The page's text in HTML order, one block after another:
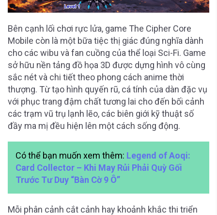
Bên cạnh lối chơi rực lửa, game The Cipher Core
Mobile còn là một bữa tiệc thị giác đúng nghĩa dành
cho các wibu và fan cuồng của thể loại Sci-Fi. Game
sở hữu nền tảng đồ họa 3D được dựng hình vô cùng
sắc nét và chi tiết theo phong cách anime thời
thượng. Từ tạo hình quyến rũ, cá tính của dàn đặc vụ
với phục trang đậm chất tương lai cho đến bối cảnh
các trạm vũ trụ lạnh lẽo, các biên giới kỹ thuật số
đầy ma mị đều hiện lên một cách sống động.
Có thể bạn muốn xem thêm: Legend of Aoqi:
Card Collector – Khi May Rủi Phải Quỳ Gối
Trước Tư Duy “Bàn Cờ 9 Ô”
Mỗi phân cảnh cắt cảnh hay khoảnh khắc thi triển